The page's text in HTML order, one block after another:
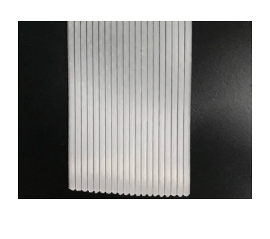
Thanh nẹp góc giấy
Xốp bóp nổ
Slip sheet giấy
Slip sheet nhựa HDPE
Nhãn cảnh báo hàng hóa bị va đập
Pallet gỗ
Gói hút oxy O2
Gói hút oxy Newlvye
Gói hút khí ethylene
Gói hút ẩm đất sét hoạt tính (activated clay)
Dung dịch chống mốc cho da giày